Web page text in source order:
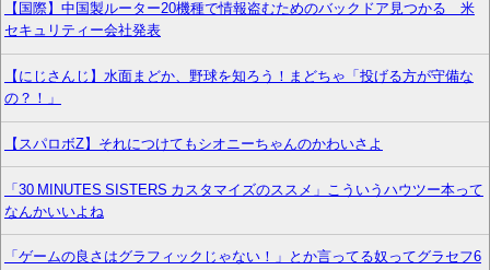
【国際】中国製ルーター20機種で情報盗むためのバックドア見つかる 米
セキュリティー会社発表
【にじさんじ】水面まどか、野球を知ろう！まどちゃ「投げる方が守備な
の？！」
【スパロボZ】それにつけてもシオニーちゃんのかわいさよ
「30 MINUTES SISTERS カスタマイズのススメ」こういうハウツー本って
なんかいいよね
「ゲームの良さはグラフィックじゃない！」とか言ってる奴ってグラセフ6